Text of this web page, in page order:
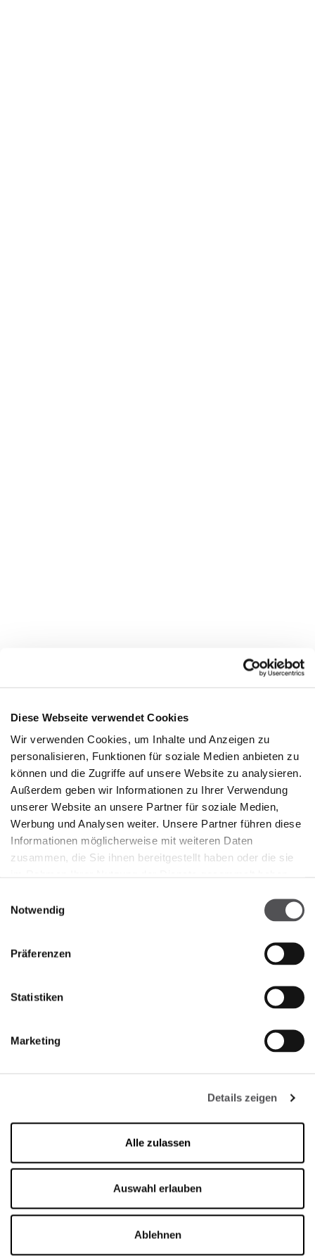
Diese Webseite verwendet Cookies
Wir verwenden Cookies, um Inhalte und Anzeigen zu
personalisieren, Funktionen für soziale Medien anbieten zu
können und die Zugriffe auf unsere Website zu analysieren.
Außerdem geben wir Informationen zu Ihrer Verwendung
unserer Website an unsere Partner für soziale Medien,
Werbung und Analysen weiter. Unsere Partner führen diese
Informationen möglicherweise mit weiteren Daten
zusammen, die Sie ihnen bereitgestellt haben oder die sie
Notwendig
Präferenzen
Statistiken
Marketing
Details zeigen
Alle zulassen
Auswahl erlauben
Ablehnen